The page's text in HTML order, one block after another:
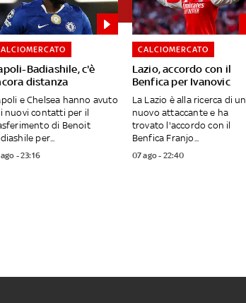
Badiashile, c'è
distanza
e Chelsea hanno avuto
nuovi contatti per il
di Benoit
per...
- 23:16
Lazio, accordo con il
Benfica per Ivanovic
CALCIOMERCATO
La Lazio è alla ricerca di un
nuovo attaccante e ha
trovato l'accordo con il
Benfica Franjo...
07 ago - 22:40